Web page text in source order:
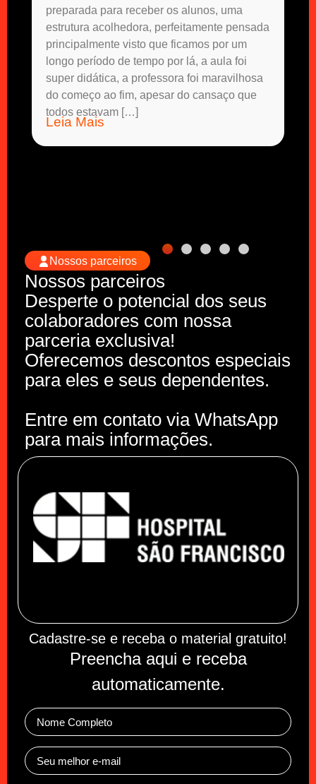
preparada para receber os alunos, uma
estrutura acolhedora, perfeitamente pensada
principalmente visto que ficamos por um
longo período de tempo por lá, a aula foi
super didática, a professora foi maravilhosa
do começo ao fim, apesar do cansaço que
todos estavam […]
Leia Mais
Nossos parceiros
Nossos parceiros
Desperte o potencial dos seus
colaboradores com nossa
parceria exclusiva!
Oferecemos descontos especiais
para eles e seus dependentes.
Entre em contato via WhatsApp
para mais informações.
Cadastre-se e receba o material gratuito!
Preencha aqui e receba
automaticamente.